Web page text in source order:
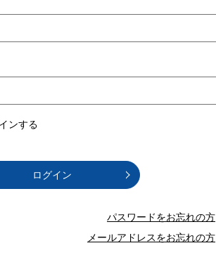
ンする
ログイン
パスワードをお忘れの方
メールアドレスをお忘れの方